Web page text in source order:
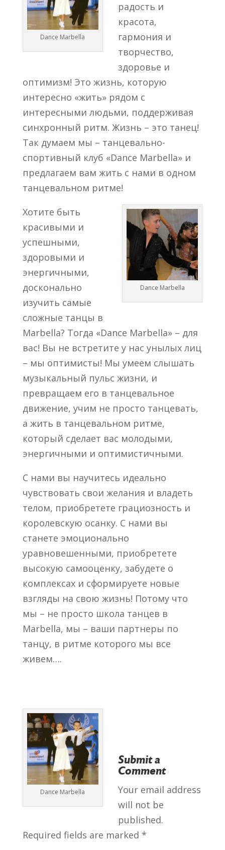
Dance Marbella
радость и
красота,
гармония и
творчество,
здоровье и
оптимизм! Это жизнь, которую
интересно «жить» рядом с
интересными людьми, поддерживая
синхронный ритм. Жизнь – это танец!
Так думаем мы – танцевально-
спортивный клуб «Dance Marbella» и
предлагаем вам жить с нами в одном
танцевальном ритме!
Dance Marbella
Хотите быть
красивыми и
успешными,
здоровыми и
энергичными,
досконально
изучить самые
сложные танцы в
Marbella? Тогда «Dance Marbella» – для
вас! Вы не встретите у нас унылых лиц
– мы оптимисты! Мы умеем слышать
музыкальный пульс жизни, и
превращаем его в танцевальное
движение, учим не просто танцевать,
а жить в танцевальном ритме,
который сделает вас молодыми,
энергичными и оптимистичными.
С нами вы научитесь идеально
чувствовать свои желания и владеть
телом, приобретете грациозность и
королевскую осанку. С нами вы
станете эмоционально
уравновешенными, приобретете
высокую самооценку, забудете о
комплексах и сформируете новые
взгляды на свою жизнь! Потому что
мы – не просто школа танцев в
Marbella, мы – ваши партнеры по
танцу, в ритме которого мы все
живем….
Dance Marbella
Submit a
Comment
Your email address
will not be
published.
Required fields are marked *